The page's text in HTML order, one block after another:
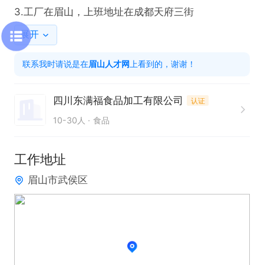
3.工厂在眉山，上班地址在成都天府三街
展开
联系我时请说是在眉山人才网 上看到的，谢谢！
四川东满福食品加工有限公司 认证
10-30人 食品
工作地址
眉山市武侯区